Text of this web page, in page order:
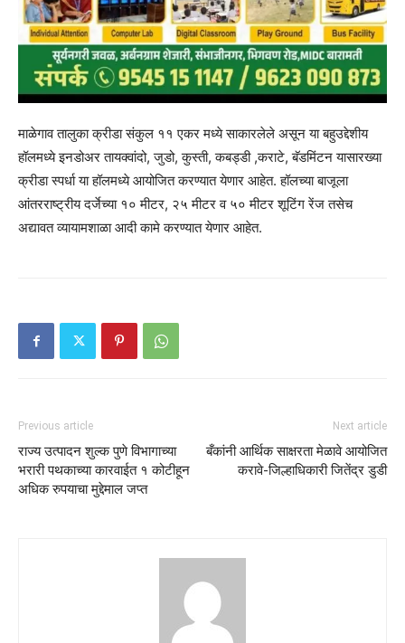
माळेगाव तालुका क्रीडा संकुल ११ एकर मध्ये साकारलेले असून या बहुउद्देशीय
हॉलमध्ये इनडोअर तायक्वांदो, जुडो, कुस्ती, कबड्डी ,कराटे, बॅडमिंटन यासारख्या
क्रीडा स्पर्धा या हॉलमध्ये आयोजित करण्यात येणार आहेत. हॉलच्या बाजूला
आंतरराष्ट्रीय दर्जेच्या १० मीटर, २५ मीटर व ५० मीटर शूटिंग रेंज तसेच
अद्यावत व्यायामशाळा आदी कामे करण्यात येणार आहेत.
Previous article
राज्य उत्पादन शुल्क पुणे विभागाच्या
भरारी पथकाच्या कारवाईत १ कोटीहून
अधिक रुपयाचा मुद्देमाल जप्त
Next article
बँकांनी आर्थिक साक्षरता मेळावे आयोजित
करावे-जिल्हाधिकारी जितेंद्र डुडी